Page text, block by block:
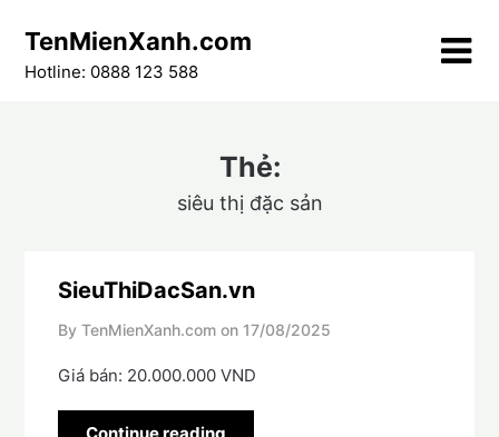
content
TenMienXanh.com
Hotline: 0888 123 588
Thẻ:
siêu thị đặc sản
SieuThiDacSan.vn
By TenMienXanh.com on 17/08/2025
Giá bán: 20.000.000 VND